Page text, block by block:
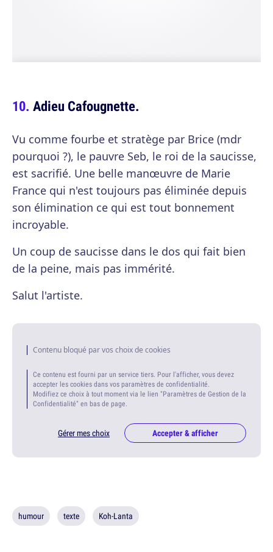
Adieu Cafougnette.
Vu comme fourbe et stratège par Brice (mdr
pourquoi ?), le pauvre Seb, le roi de la saucisse,
est sacrifié. Une belle manœuvre de Marie
France qui n'est toujours pas éliminée depuis
son élimination ce qui est tout bonnement
incroyable.
Un coup de saucisse dans le dos qui fait bien
de la peine, mais pas immérité.
Salut l'artiste.
Contenu bloqué par vos choix de cookies
Ce contenu est fourni par un service tiers. Pour l'afficher, vous devez
accepter les cookies dans vos paramètres de confidentialité.
Modifiez ce choix à tout moment via le lien "Paramètres de Gestion de la
Confidentialité" en bas de page.
Gérer mes choix Accepter & afficher
humour texte Koh-Lanta